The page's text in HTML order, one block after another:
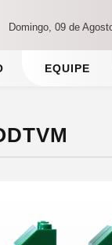
Domingo, 09 de
EQUIPE